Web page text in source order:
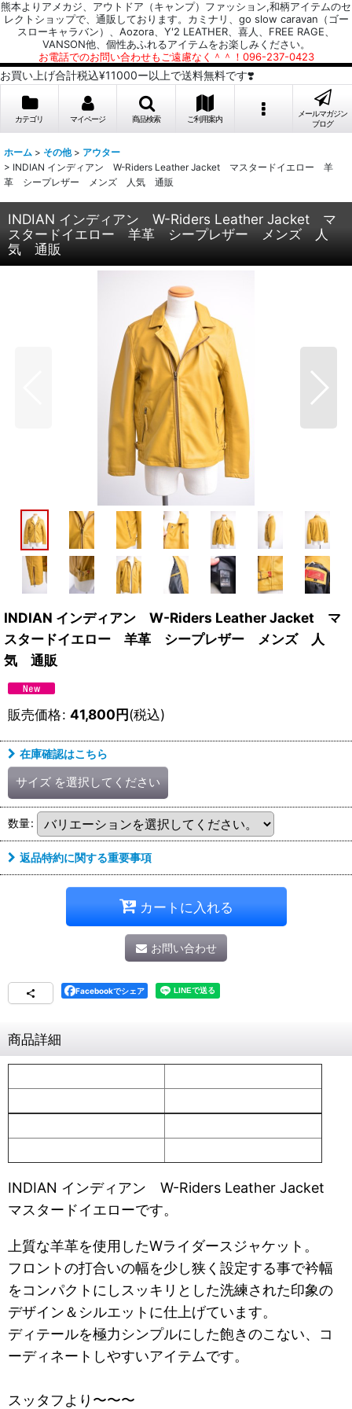
熊本よりアメカジ、アウトドア（キャンプ）ファッション,和柄アイテムのセ
レクトショップで、通販しております。カミナリ、go slow caravan（ゴー
スローキャラバン）、Aozora、Y'2 LEATHER、喜人、FREE RAGE、
VANSON他、個性あふれるアイテムをお楽しみください。
お電話でのお問い合わせもご遠慮なく＾＾！096-237-0423
お買い上げ合計税込¥11000ー以上で送料無料です❣️
カテゴリ マイページ 商品検索 ご利用案内
メールマガジン
ブログ
ホーム > その他 > アウター
> INDIAN インディアン W-Riders Leather Jacket マスタードイエロー 羊
革 シープレザー メンズ 人気 通販
INDIAN インディアン W-Riders Leather Jacket マ
スタードイエロー 羊革 シープレザー メンズ 人
気 通販
INDIAN インディアン W-Riders Leather Jacket マ
スタードイエロー 羊革 シープレザー メンズ 人
気 通販
販売価格: 41,800円(税込)
在庫確認はこちら
サイズ を選択してください
数量:
返品特約に関する重要事項
カートに入れる
お問い合わせ
Facebookでシェア
商品詳細
INDIAN インディアン W-Riders Leather Jacket
マスタードイエローです。
上質な羊革を使用したWライダースジャケット。
フロントの打合いの幅を少し狭く設定する事で衿幅
をコンパクトにしスッキリとした洗練された印象の
デザイン＆シルエットに仕上げています。
ディテールを極力シンプルにした飽きのこない、コ
ーディネートしやすいアイテムです。
スッタフより〜〜〜